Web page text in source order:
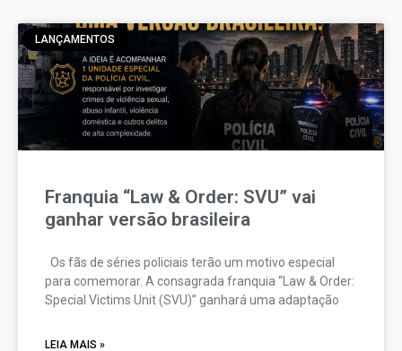
LANÇAMENTOS
Franquia “Law & Order: SVU” vai
ganhar versão brasileira
Os fãs de séries policiais terão um motivo especial
para comemorar. A consagrada franquia “Law & Order:
Special Victims Unit (SVU)” ganhará uma adaptação
LEIA MAIS »